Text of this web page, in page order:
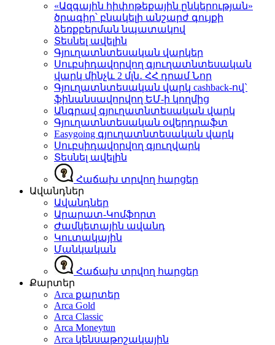
«Ազգային հիփոթեքային ընկերության»
ծրագիր՝ բնակելի անշարժ գույքի
ձեռքբերման նպատակով
Տեսնել ավելին
Գյուղատնտեսական վարկեր
Սուբսիդավորվող գյուղատնտեսական
վարկ մինչև 2 մլն․ ՀՀ դրամՆոր
Գյուղատնտեսական վարկ cashback-ով`
ֆինանսավորվող ԵՄ-ի կողմից
Անգրավ գյուղատնտեսական վարկ
Գյուղատնտեսական օվերդրաֆտ
Easygoing գյուղատնտեսական վարկ
Սուբսիդավորվող գյուղվարկ
Տեսնել ավելին
Հաճախ տրվող հարցեր
Ավանդներ
Ավանդներ
Արարատ-Կոմֆորտ
Ժամկետային ավանդ
Կուտակային
Մանկական
Հաճախ տրվող հարցեր
Քարտեր
Arca քարտեր
Arca Gold
Arca Classic
Arca Moneytun
Arca կենսաթոշակային